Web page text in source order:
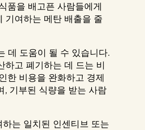
품을 배고픈 사람들에게
기여하는 메탄 배출을 줄
데 도움이 될 수 있습니다.
고 폐기하는 데 드는 비
한 비용을 완화하고 경제
, 기부된 식량을 받는 사람
는 일치된 인센티브 또는